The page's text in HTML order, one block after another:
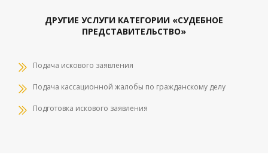
ДРУГИЕ УСЛУГИ КАТЕГОРИИ «СУДЕБНОЕ
ПРЕДСТАВИТЕЛЬСТВО»
Подача искового заявления
Подача кассационной жалобы по гражданскому делу
Подготовка искового заявления